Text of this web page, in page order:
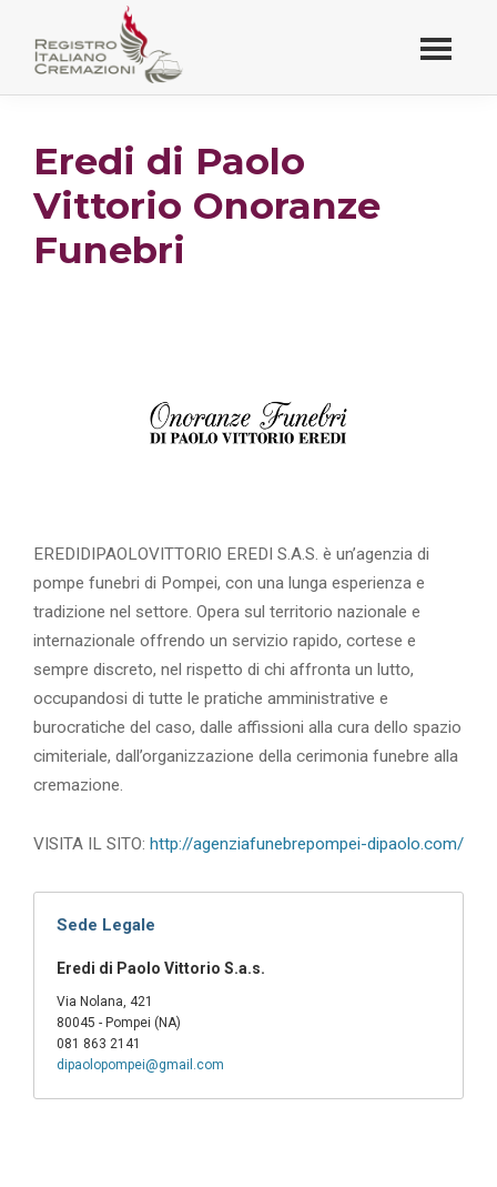
contenuto
principaleRegistro Italiano
Eredi di Paolo
Vittorio Onoranze
Funebri
EREDIDIPAOLOVITTORIO EREDI S.A.S. è un’agenzia di
pompe funebri di Pompei, con una lunga esperienza e
tradizione nel settore. Opera sul territorio nazionale e
internazionale offrendo un servizio rapido, cortese e
sempre discreto, nel rispetto di chi affronta un lutto,
occupandosi di tutte le pratiche amministrative e
burocratiche del caso, dalle affissioni alla cura dello spazio
cimiteriale, dall’organizzazione della cerimonia funebre alla
cremazione.
VISITA IL SITO: http://agenziafunebrepompei-dipaolo.com/
Sede Legale
Eredi di Paolo Vittorio S.a.s.
Via Nolana, 421
80045 - Pompei (NA)
081 863 2141
dipaolopompei@gmail.com